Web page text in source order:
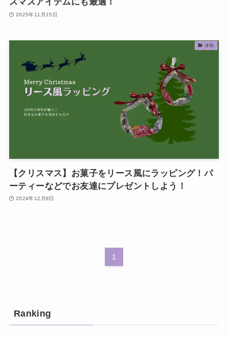
2025年11月15日
体験
【クリスマス】お菓子をリース風にラッピング！パ
ーティーなどでお友達にプレゼントしよう！
2024年12月8日
1
Ranking